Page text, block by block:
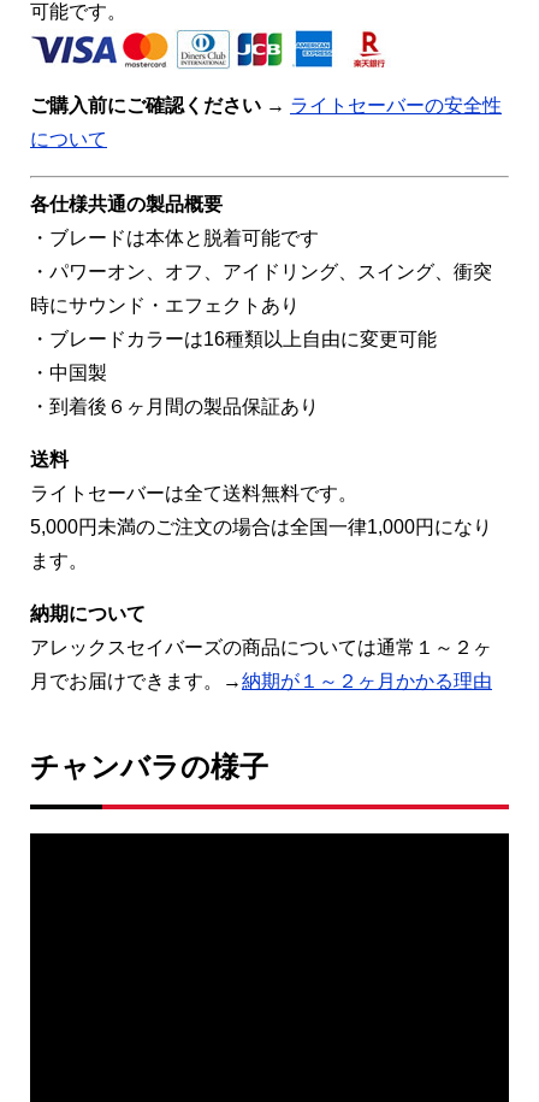
可能です。
ご購入前にご確認ください → ライトセーバーの安全性
について
各仕様共通の製品概要
・ブレードは本体と脱着可能です
・パワーオン、オフ、アイドリング、スイング、衝突
時にサウンド・エフェクトあり
・ブレードカラーは16種類以上自由に変更可能
・中国製
・到着後６ヶ月間の製品保証あり
送料
ライトセーバーは全て送料無料です。
5,000円未満のご注文の場合は全国一律1,000円になり
ます。
納期について
アレックスセイバーズの商品については通常１～２ヶ
月でお届けできます。→納期が１～２ヶ月かかる理由
チャンバラの様子